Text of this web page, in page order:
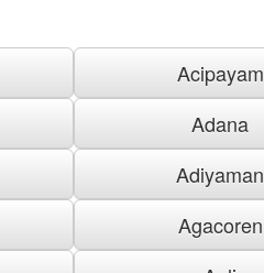
Acipayam
Adana
Adiyaman
Agacoren